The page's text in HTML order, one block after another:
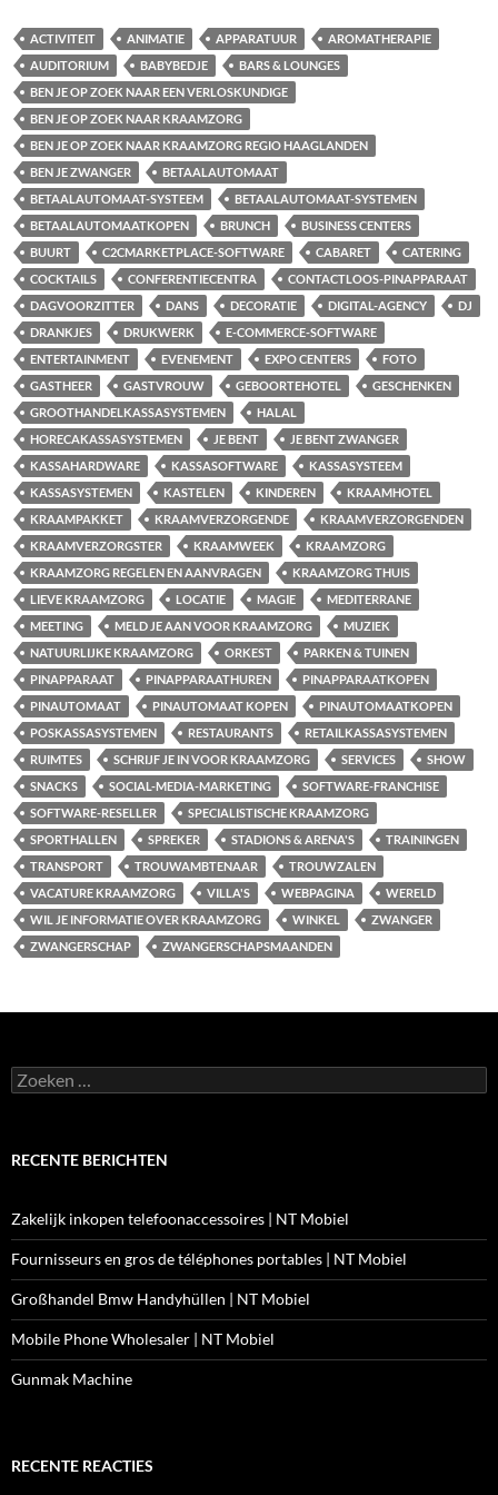
ACTIVITEIT ANIMATIE APPARATUUR
AROMATHERAPIE
AUDITORIUM
BABYBEDJE
BARS & LOUNGES
BEN JE OP ZOEK NAAR EEN VERLOSKUNDIGE
BEN JE OP ZOEK NAAR KRAAMZORG
BEN JE OP ZOEK NAAR KRAAMZORG REGIO HAAGLANDEN
BEN JE ZWANGER
BETAALAUTOMAAT
BETAALAUTOMAAT-SYSTEEM
BETAALAUTOMAAT-SYSTEMEN
BETAALAUTOMAATKOPEN
BRUNCH
BUSINESS CENTERS
BUURT
C2CMARKETPLACE-SOFTWARE CABARET
CATERING
COCKTAILS
CONFERENTIECENTRA
CONTACTLOOS-PINAPPARAAT
DAGVOORZITTER
DANS DECORATIE DIGITAL-AGENCY
DJ
DRANKJES
DRUKWERK
E-COMMERCE-SOFTWARE
ENTERTAINMENT
EVENEMENT EXPO CENTERS
FOTO
GASTHEER
GASTVROUW GEBOORTEHOTEL
GESCHENKEN
GROOTHANDELKASSASYSTEMEN
HALAL
HORECAKASSASYSTEMEN
JE BENT
JE BENT ZWANGER
KASSAHARDWARE
KASSASOFTWARE
KASSASYSTEEM
KASSASYSTEMEN
KASTELEN KINDEREN
KRAAMHOTEL
KRAAMPAKKET
KRAAMVERZORGENDE
KRAAMVERZORGENDEN
KRAAMVERZORGSTER
KRAAMWEEK
KRAAMZORG
KRAAMZORG REGELEN EN AANVRAGEN
KRAAMZORG THUIS
LIEVE KRAAMZORG
LOCATIE MAGIE
MEDITERRANE
MEETING
MELD JE AAN VOOR KRAAMZORG
MUZIEK
NATUURLIJKE KRAAMZORG
ORKEST
PARKEN & TUINEN
PINAPPARAAT
PINAPPARAATHUREN
PINAPPARAATKOPEN
PINAUTOMAAT
PINAUTOMAAT KOPEN
PINAUTOMAATKOPEN
POSKASSASYSTEMEN
RESTAURANTS
RETAILKASSASYSTEMEN
RUIMTES
SCHRIJF JE IN VOOR KRAAMZORG SERVICES
SHOW
SNACKS
SOCIAL-MEDIA-MARKETING
SOFTWARE-FRANCHISE
SOFTWARE-RESELLER
SPECIALISTISCHE KRAAMZORG
SPORTHALLEN
SPREKER STADIONS & ARENA'S
TRAININGEN
TRANSPORT
TROUWAMBTENAAR
TROUWZALEN
VACATURE KRAAMZORG
VILLA'S WEBPAGINA
WERELD
WIL JE INFORMATIE OVER KRAAMZORG
WINKEL
ZWANGER
ZWANGERSCHAP
ZWANGERSCHAPSMAANDEN
Zoeken
naar:
RECENTE BERICHTEN
Zakelijk inkopen telefoonaccessoires | NT Mobiel
Fournisseurs en gros de téléphones portables | NT Mobiel
Großhandel Bmw Handyhüllen | NT Mobiel
Mobile Phone Wholesaler | NT Mobiel
Gunmak Machine
RECENTE REACTIES